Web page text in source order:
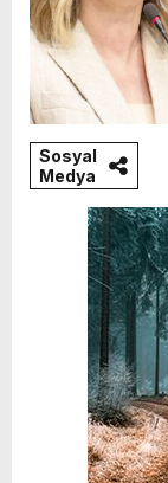
Sosyal
Medya